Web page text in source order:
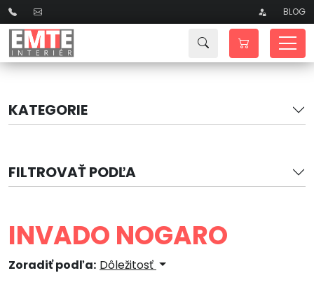
BLOG
KATEGORIE
FILTROVAŤ PODĽA
INVADO NOGARO
Zoradiť podľa: Dôležitosť